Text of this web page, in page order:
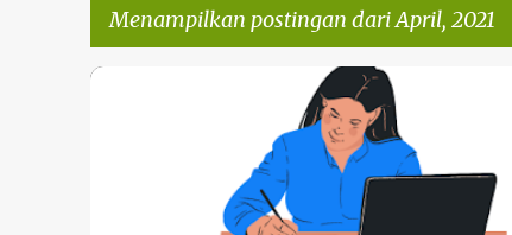
Menampilkan postingan dari April, 2021
PERJALANAN HATI